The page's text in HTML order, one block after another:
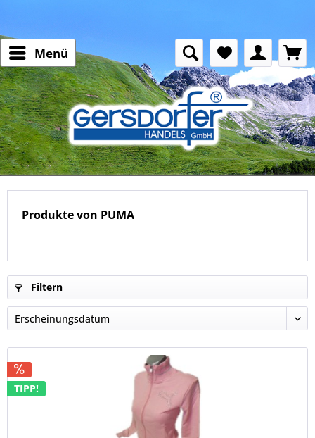
Menü
Produkte von PUMA
Filtern
TIPP!